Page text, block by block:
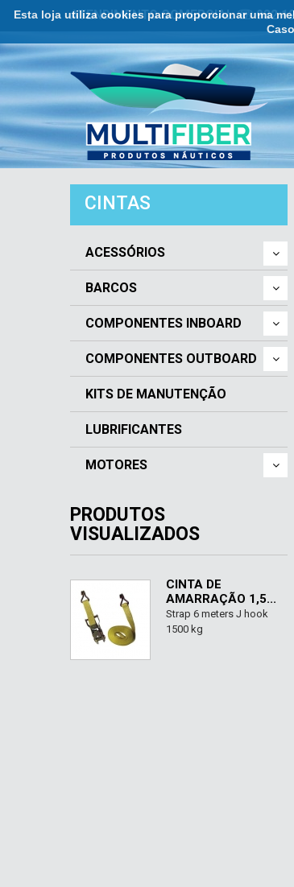
Esta loja utiliza cookies para proporcionar uma
ATENDIMENTO COMERCIAL ☏ 932
CINTAS
ACESSÓRIOS
BARCOS
COMPONENTES INBOARD
COMPONENTES OUTBOARD
KITS DE MANUTENÇÃO
LUBRIFICANTES
MOTORES
PRODUTOS
VISUALIZADOS
CINTA DE
AMARRAÇÃO 1,5...
Strap 6 meters J hook
1500 kg